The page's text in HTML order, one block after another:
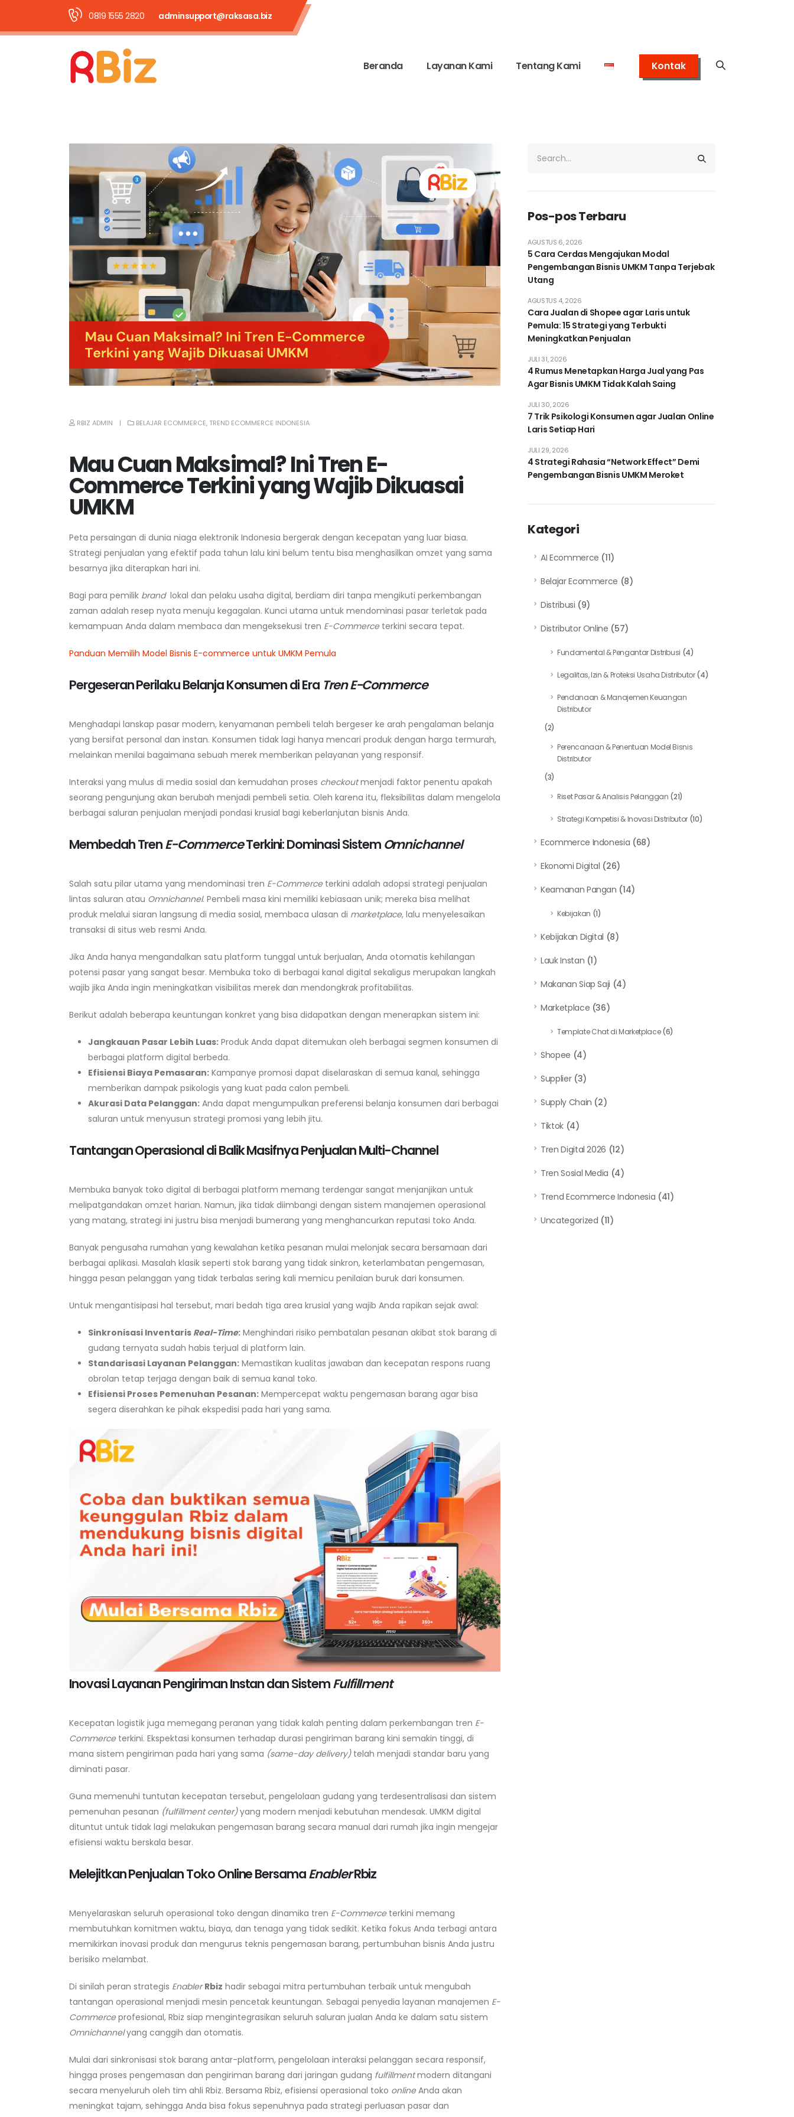
0819 1555 2820 adminsupport@raksasa.biz
Beranda Layanan Kami Tentang Kami Kontak
RBIZ ADMIN BELAJAR ECOMMERCE, TREND ECOMMERCE INDONESIA
Mau Cuan Maksimal? Ini Tren E-
Commerce Terkini yang Wajib Dikuasai
UMKM
Peta persaingan di dunia niaga elektronik Indonesia bergerak dengan kecepatan yang luar biasa.
Strategi penjualan yang efektif pada tahun lalu kini belum tentu bisa menghasilkan omzet yang sama
besarnya jika diterapkan hari ini.
Bagi para pemilik brand lokal dan pelaku usaha digital, berdiam diri tanpa mengikuti perkembangan
zaman adalah resep nyata menuju kegagalan. Kunci utama untuk mendominasi pasar terletak pada
kemampuan Anda dalam membaca dan mengeksekusi tren E-Commerce terkini secara tepat.
Panduan Memilih Model Bisnis E-commerce untuk UMKM Pemula
Pergeseran Perilaku Belanja Konsumen di Era Tren E-Commerce
Menghadapi lanskap pasar modern, kenyamanan pembeli telah bergeser ke arah pengalaman belanja
yang bersifat personal dan instan. Konsumen tidak lagi hanya mencari produk dengan harga termurah,
melainkan menilai bagaimana sebuah merek memberikan pelayanan yang responsif.
Interaksi yang mulus di media sosial dan kemudahan proses checkoutmenjadi faktor penentu apakah
seorang pengunjung akan berubah menjadi pembeli setia. Oleh karena itu, fleksibilitas dalam mengelola
berbagai saluran penjualan menjadi pondasi krusial bagi keberlanjutan bisnis Anda.
Membedah TrenE-CommerceTerkini: Dominasi Sistem Omnichannel
Salah satu pilar utama yang mendominasi tren E-Commerce terkini adalah adopsi strategi penjualan
lintas saluran atau Omnichannel. Pembeli masa kini memiliki kebiasaan unik; mereka bisa melihat
produk melalui siaran langsung di media sosial, membaca ulasan di marketplace, lalu menyelesaikan
transaksi di situs web resmi Anda.
Jika Anda hanya mengandalkan satu platform tunggal untuk berjualan, Anda otomatis kehilangan
potensi pasar yang sangat besar. Membuka toko di berbagai kanal digital sekaligus merupakan langkah
wajib jika Anda ingin meningkatkan visibilitas merek dan mendongkrak profitabilitas.
Berikut adalah beberapa keuntungan konkret yang bisa didapatkan dengan menerapkan sistem ini:
Jangkauan Pasar Lebih Luas: Produk Anda dapat ditemukan oleh berbagai segmen konsumen di
berbagai platform digital berbeda.
Efisiensi Biaya Pemasaran: Kampanye promosi dapat diselaraskan di semua kanal, sehingga
memberikan dampak psikologis yang kuat pada calon pembeli.
Akurasi Data Pelanggan: Anda dapat mengumpulkan preferensi belanja konsumen dari berbagai
saluran untuk menyusun strategi promosi yang lebih jitu.
Tantangan Operasional di Balik Masifnya Penjualan Multi-Channel
Membuka banyak toko digital di berbagai platform memang terdengar sangat menjanjikan untuk
melipatgandakan omzet harian. Namun, jika tidak diimbangi dengan sistem manajemen operasional
yang matang, strategi ini justru bisa menjadi bumerang yang menghancurkan reputasi toko Anda.
Banyak pengusaha rumahan yang kewalahan ketika pesanan mulai melonjak secara bersamaan dari
berbagai aplikasi. Masalah klasik seperti stok barang yang tidak sinkron, keterlambatan pengemasan,
hingga pesan pelanggan yang tidak terbalas sering kali memicu penilaian buruk dari konsumen.
Untuk mengantisipasi hal tersebut, mari bedah tiga area krusial yang wajib Anda rapikan sejak awal:
Sinkronisasi Inventaris Real-Time: Menghindari risiko pembatalan pesanan akibat stok barang di
gudang ternyata sudah habis terjual di platform lain.
Standarisasi Layanan Pelanggan: Memastikan kualitas jawaban dan kecepatan respons ruang
obrolan tetap terjaga dengan baik di semua kanal toko.
Efisiensi Proses Pemenuhan Pesanan: Mempercepat waktu pengemasan barang agar bisa
segera diserahkan ke pihak ekspedisi pada hari yang sama.
Inovasi Layanan Pengiriman Instan dan SistemFulfillment
Kecepatan logistik juga memegang peranan yang tidak kalah penting dalam perkembangan tren E-
Commerce terkini. Ekspektasi konsumen terhadap durasi pengiriman barang kini semakin tinggi, di
mana sistem pengiriman pada hari yang sama (same-day delivery)telah menjadi standar baru yang
diminati pasar.
Guna memenuhi tuntutan kecepatan tersebut, pengelolaan gudang yang terdesentralisasi dan sistem
pemenuhan pesanan (fulfillment center)yang modern menjadi kebutuhan mendesak. UMKM digital
dituntut untuk tidak lagi melakukan pengemasan barang secara manual dari rumah jika ingin mengejar
efisiensi waktu berskala besar.
Melejitkan Penjualan Toko Online BersamaEnablerRbiz
Menyelaraskan seluruh operasional toko dengan dinamika tren E-Commerce terkini memang
membutuhkan komitmen waktu, biaya, dan tenaga yang tidak sedikit. Ketika fokus Anda terbagi antara
memikirkan inovasi produk dan mengurus teknis pengemasan barang, pertumbuhan bisnis Anda justru
berisiko melambat.
Di sinilah peran strategis Enabler Rbiz hadir sebagai mitra pertumbuhan terbaik untuk mengubah
tantangan operasional menjadi mesin pencetak keuntungan. Sebagai penyedia layanan manajemen E-
Commerceprofesional, Rbiz siap mengintegrasikan seluruh saluran jualan Anda ke dalam satu sistem
Omnichannelyang canggih dan otomatis.
Mulai dari sinkronisasi stok barang antar-platform, pengelolaan interaksi pelanggan secara responsif,
hingga proses pengemasan dan pengiriman barang dari jaringan gudang fulfillmentmodern ditangani
secara menyeluruh oleh tim ahli Rbiz. Bersama Rbiz, efisiensi operasional toko onlineAnda akan
meningkat tajam, sehingga Anda bisa fokus sepenuhnya pada strategi perluasan pasar dan
Pos-pos Terbaru
5 Cara Cerdas Mengajukan Modal
Pengembangan Bisnis UMKM Tanpa Terjebak
Utang
AGUSTUS 6, 2026
Cara Jualan di Shopee agar Laris untuk
Pemula: 15 Strategi yang Terbukti
Meningkatkan Penjualan
AGUSTUS 4, 2026
4 Rumus Menetapkan Harga Jual yang Pas
Agar Bisnis UMKM Tidak Kalah Saing
JULI 31, 2026
7 Trik Psikologi Konsumen agar Jualan Online
Laris Setiap Hari
JULI 30, 2026
4 Strategi Rahasia “Network Effect” Demi
Pengembangan Bisnis UMKM Meroket
JULI 29, 2026
Kategori
AI Ecommerce (11)
Belajar Ecommerce (8)
Distribusi (9)
Distributor Online (57)
Fundamental & Pengantar Distribusi (4)
Legalitas, Izin & Proteksi Usaha Distributor(4)
Pendanaan & Manajemen Keuangan
Distributor
(2)
Perencanaan & Penentuan Model Bisnis
Distributor
(3)
Riset Pasar & Analisis Pelanggan (21)
Strategi Kompetisi & Inovasi Distributor (10)
Ecommerce Indonesia (68)
Ekonomi Digital (26)
Keamanan Pangan (14)
Kebijakan (1)
Kebijakan Digital (8)
Lauk Instan (1)
Makanan Siap Saji (4)
Marketplace (36)
Template Chat di Marketplace(6)
Shopee (4)
Supplier(3)
Supply Chain (2)
Tiktok(4)
Tren Digital 2026 (12)
Tren Sosial Media (4)
Trend Ecommerce Indonesia (41)
Uncategorized (11)